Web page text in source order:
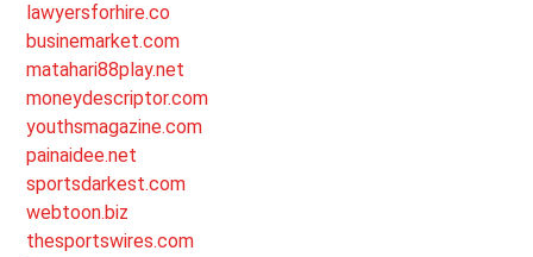
lawyersforhire.co
businemarket.com
matahari88play.net
moneydescriptor.com
youthsmagazine.com
painaidee.net
sportsdarkest.com
webtoon.biz
thesportswires.com